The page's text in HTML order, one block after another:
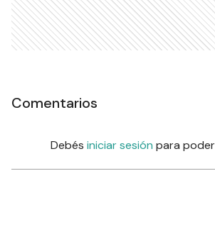
Comentarios
Debés iniciar sesión para